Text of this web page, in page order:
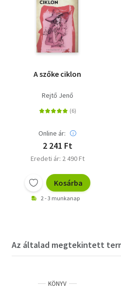
A szőke ciklon
Rejtő Jenő
Online ár:
2 241 Ft
Eredeti ár: 2 490 Ft
Kosárba
2 - 3 munkanap
Az általad megtekintett
KÖNYV